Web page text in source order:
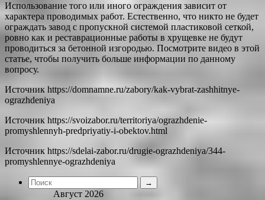
Использование того или иного ограждения зависит от
характера проводимых работ. Естественно, что никто не будет
ограждать завод с пропускной системой пластиковой сеткой,
ровно как и реставрационные работы в хрущевке не будут
проводиться за бетонной изгородью. Посмотрите видео в этой
статье, чтобы получить больше информации по данному
вопросу.
Источник https://domnamne.ru/zabory/kak-vybrat-zashhitnye-
ograzhdeniya
Источник https://svoizabor.ru/territoriya/ograzhdenie-
promyshlennyh-predpriyatiy-i-obektov.html
Источник https://sdelai-zabor.ru/drugie-ograzhdeniya/344-
promyshlennye-ograzhdeniya
Август 2026